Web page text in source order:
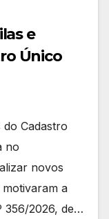
e
Único
Cadastro
no
novos
a
356/2026, de…